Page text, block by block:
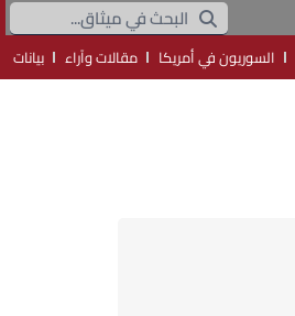
السوريون في أمريكا مقالات وآراء بيانات